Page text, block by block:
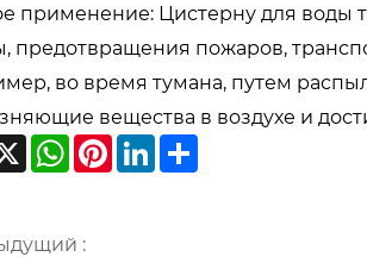
применение: Цистерну для воды
предотвращения пожаров,
во время тумана, путем
вещества в воздухе и
X WhatsApp
Pinterest
LinkedIn
: